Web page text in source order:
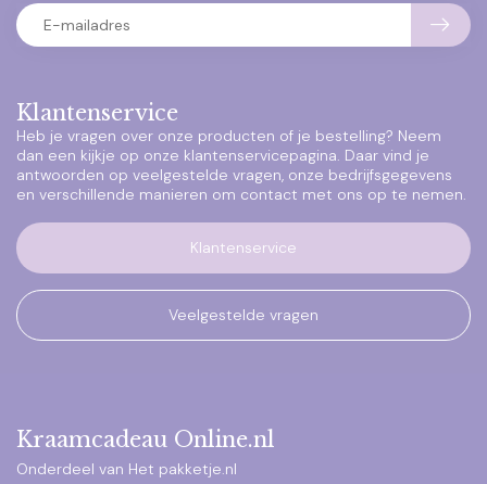
Klantenservice
Heb je vragen over onze producten of je bestelling? Neem
dan een kijkje op onze klantenservicepagina. Daar vind je
antwoorden op veelgestelde vragen, onze bedrijfsgegevens
en verschillende manieren om contact met ons op te nemen.
Klantenservice
Veelgestelde vragen
Kraamcadeau Online.nl
Onderdeel van Het pakketje.nl